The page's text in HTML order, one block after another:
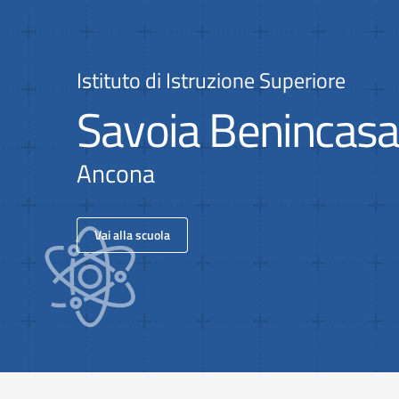
Istituto di Istruzione Superiore
Savoia Benincasa
Ancona
Vai alla scuola